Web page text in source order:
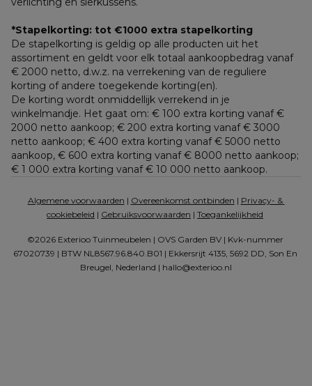
*Stapelkorting: tot €1000 extra stapelkorting
De stapelkorting is geldig op alle producten uit het
assortiment en geldt voor elk totaal aankoopbedrag vanaf
€ 2000 netto, d.w.z. na verrekening van de reguliere
korting of andere toegekende korting(en).
De korting wordt onmiddellijk verrekend in je
winkelmandje. Het gaat om: € 100 extra korting vanaf €
2000 netto aankoop; € 200 extra korting vanaf € 3000
netto aankoop; € 400 extra korting vanaf € 5000 netto
€ 1 000 extra korting vanaf € 10 000 netto aankoop.
Algemene voorwaarden | Overeenkomst ontbinden | Privacy- &
cookiebeleid | Gebruiksvoorwaarden | Toegankelijkheid
©2026 Exterioo Tuinmeubelen | OVS Garden BV | Kvk-nummer
67020739 | BTW NL8567.96.840.B01 | Ekkersrijt 4135, 5692 DD, Son En
Breugel, Nederland | hallo@exterioo.nl